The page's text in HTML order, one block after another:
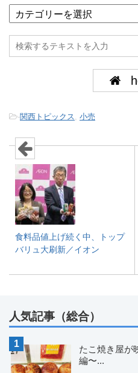
-関西トピックス, 小売
食料品値上げ続く中、トップ
バリュ大刷新／イオン
人気記事（総合）
たこ焼き屋
編〜...